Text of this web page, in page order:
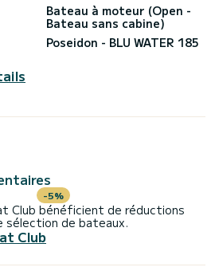
Bateau à moteur (Open -
Bateau sans cabine)
Poseidon - BLU WATER 185
-5%
Club bénéficient de réductions
sélection de bateaux.
Club